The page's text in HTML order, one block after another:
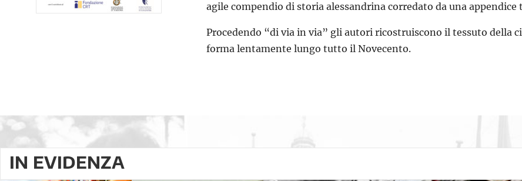
agile compendio di storia alessandrina corredato da una appendice
Procedendo “di via in via” gli autori ricostruiscono il tessuto della
forma lentamente lungo tutto il Novecento.
IN EVIDENZA